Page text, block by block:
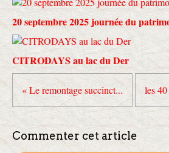
20 septembre 2025 journée du
CITRODAYS au lac du Der
« Le remontage succinct... les
Commenter cet article